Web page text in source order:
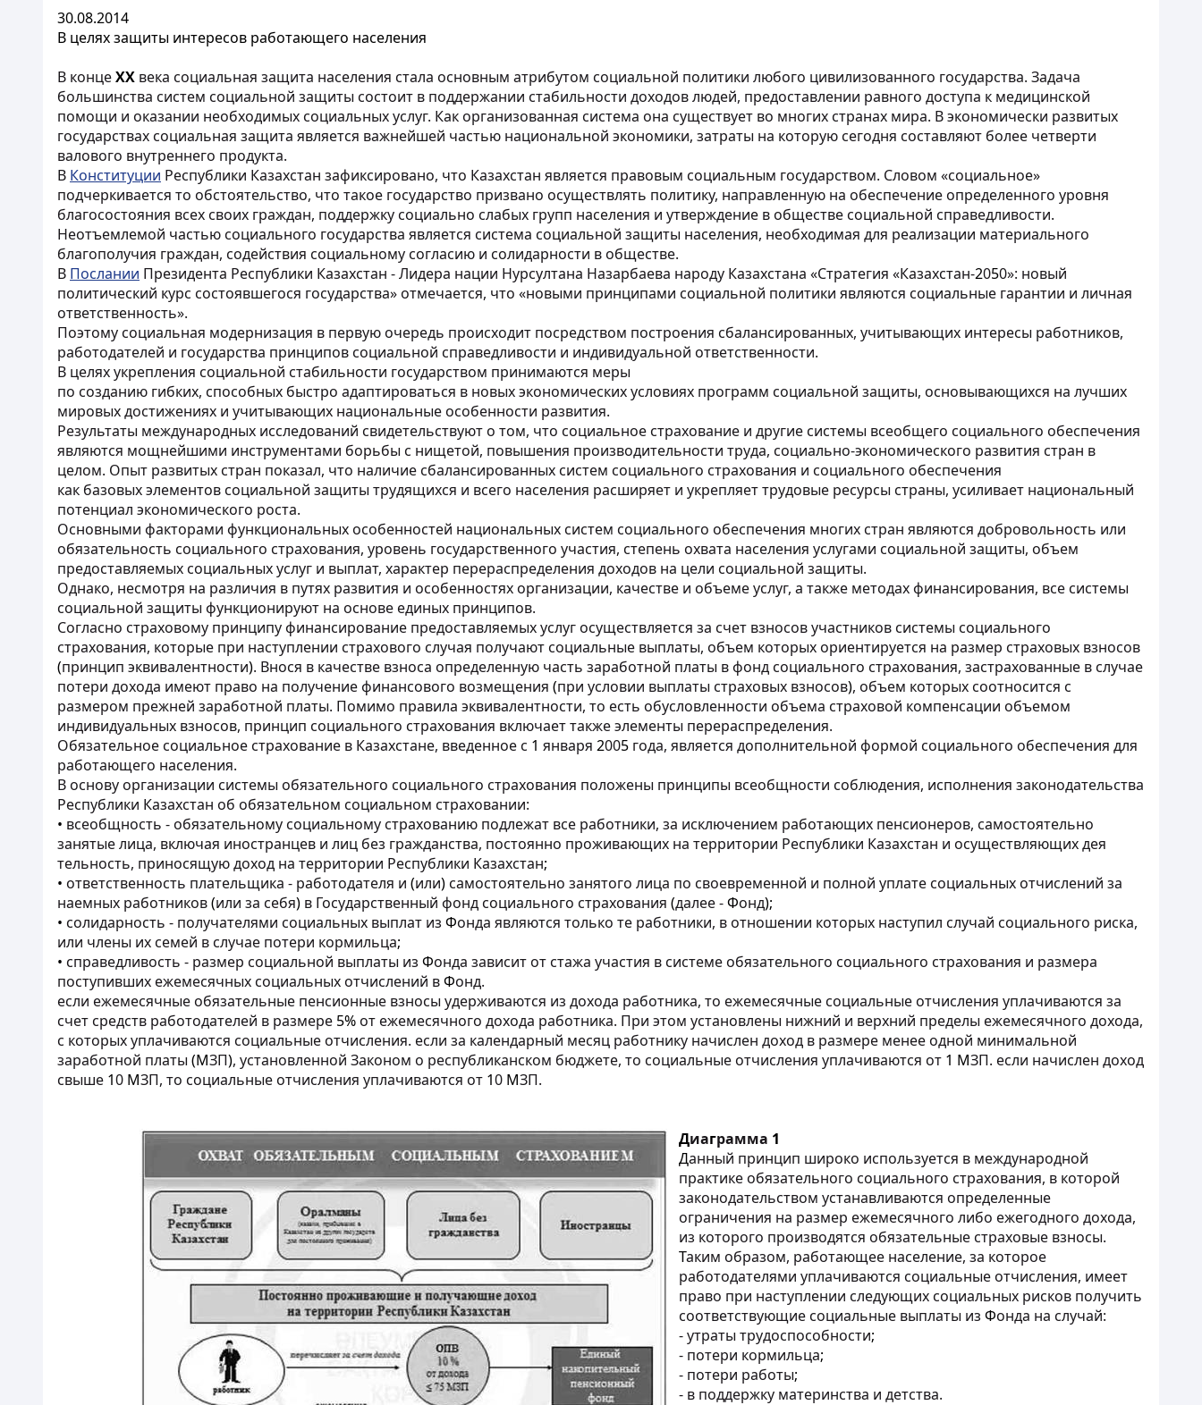
30.08.2014
В целях защиты интересов работающего населения
В концеXX века социальная защита населения стала основным атрибутом социальной политики любого цивилизованного государства. Задача
большинства систем социальной защиты состоит в поддержании стабильности доходов людей, предоставлении равного доступа к медицинской
помощи и оказании необходимых социальных услуг. Как организованная система она существует во многих странах мира. В экономически развитых
государствах социальная защита является важнейшей частью национальной экономики, затраты на которую сегодня составляют более четверти
валового внутреннего продукта.
В Конституции Республики Казахстан зафиксировано, что Казахстан является правовым социальным государством. Словом «социальное»
подчеркивается то обстоятельство, что такое государство призвано осуществлять политику, направленную на обеспечение определенного уровня
благосостояния всех своих граждан, поддержку социально слабых групп населения и утверждение в обществе социальной справедливости.
Неотъемлемой частью социального государства является система социальной защиты населения, необходимая для реализации материального
благополучия граждан, содействия социальному согласию и солидарности в обществе.
В Послании Президента Республики Казахстан - Лидера нации Нурсултана Назарбаева народу Казахстана «Стратегия «Казахстан-2050»: новый
политический курс состоявшегося государства» отмечается, что «новыми принципами социальной политики являются социальные гарантии и личная
ответственность».
Поэтому социальная модернизация в первую очередь происходит посредством построения сбалансированных, учитывающих интересы работников,
работодателей и государства принципов социальной справедливости и индивидуальной ответственности.
В целях укрепления социальной стабильности государством принимаются меры
по созданию гибких, способных быстро адаптироваться в новых экономических условиях программ социальной защиты, основывающихся на лучших
мировых достижениях и учитывающих национальные особенности развития.
Результаты международных исследований свидетельствуют о том, что социальное страхование и другие системы всеобщего социального обеспечения
являются мощнейшими инструментами борьбы с нищетой, повышения производительности труда, социально-экономического развития стран в
целом. Опыт развитых стран показал, что наличие сбалансированных систем социального страхования и социального обеспечения
как базовых элементов социальной защиты трудящихся и всего населения расширяет и укрепляет трудовые ресурсы страны, усиливает национальный
потенциал экономического роста.
Основными факторами функциональных особенностей национальных систем социального обеспечения многих стран являются добровольность или
обязательность социального страхования, уровень государственного участия, степень охвата населения услугами социальной защиты, объем
предоставляемых социальных услуг и выплат, характер перераспределения доходов на цели социальной защиты.
Однако, несмотря на различия в путях развития и особенностях организации, качестве и объеме услуг, а также методах финансирования, все системы
социальной защиты функционируют на основе единых принципов.
Согласно страховому принципу финансирование предоставляемых услуг осуществляется за счет взносов участников системы социального
страхования, которые при наступлении страхового случая получают социальные выплаты, объем которых ориентируется на размер страховых взносов
(принцип эквивалентности). Внося в качестве взноса определенную часть заработной платы в фонд социального страхования, застрахованные в случае
потери дохода имеют право на получение финансового возмещения (при условии выплаты страховых взносов), объем которых соотносится с
размером прежней заработной платы. Помимо правила эквивалентности, то есть обусловленности объема страховой компенсации объемом
индивидуальных взносов, принцип социального страхования включает также элементы перераспределения.
Обязательное социальное страхование в Казахстане, введенное с 1 января 2005 года, является дополнительной формой социального обеспечения для
работающего населения.
В основу организации системы обязательного социального страхования положены принципы всеобщности соблюдения, исполнения законодательства
Республики Казахстан об обязательном социальном страховании:
• всеобщность - обязательному социальному страхованию подлежат все работники, за исключением работающих пенсионеров, самостоятельно
занятые лица, включая иностранцев и лиц без гражданства, постоянно проживающих на территории Республики Казахстан и осуществляющих дея
тельность, приносящую доход на территории Республики Казахстан;
• ответственность плательщика - работодателя и (или)самостоятельно занятого лица по своевременной и полной уплате социальных отчислений за
наемных работников(или за себя) в Государственный фонд социального страхования (далее -Фонд);
• солидарность - получателями социальных выплат из Фонда являются только те работники, в отношении которых наступил случай социального риска,
или члены их семей в случае потери кормильца;
• справедливость - размер социальной выплаты из Фонда зависит от стажа участия в системе обязательного социального страхования и размера
поступивших ежемесячных социальных отчислений вФонд.
если ежемесячные обязательные пенсионные взносы удерживаются из дохода работника, то ежемесячные социальные отчисления уплачиваются за
счет средств работодателей в размере 5%от ежемесячного дохода работника. При этом установлены нижний и верхний пределы ежемесячного дохода,
с которых уплачиваются социальные отчисления. если за календарный месяц работнику начислен доход в размере менее одной минимальной
заработной платы (МЗП), установленной Законом о республиканском бюджете, то социальные отчисления уплачиваются от 1 МЗП. если начислен доход
свыше 10 МЗП, то социальные отчисления уплачиваются от 10 МЗП.
Диаграмма 1
Данный принцип широко используется в международной
практике обязательного социального страхования, в которой
законодательством устанавливаются определенные
ограничения на размер ежемесячного либо ежегодного дохода,
из которого производятся обязательные страховые взносы.
Таким образом, работающее население, за которое
работодателями уплачиваются социальные отчисления, имеет
право при наступлении следующих социальных рисков получить
соответствующие социальные выплаты из Фонда на случай:
- утраты трудоспособности;
- потери кормильца;
- потери работы;
- в поддержку материнства и детства.